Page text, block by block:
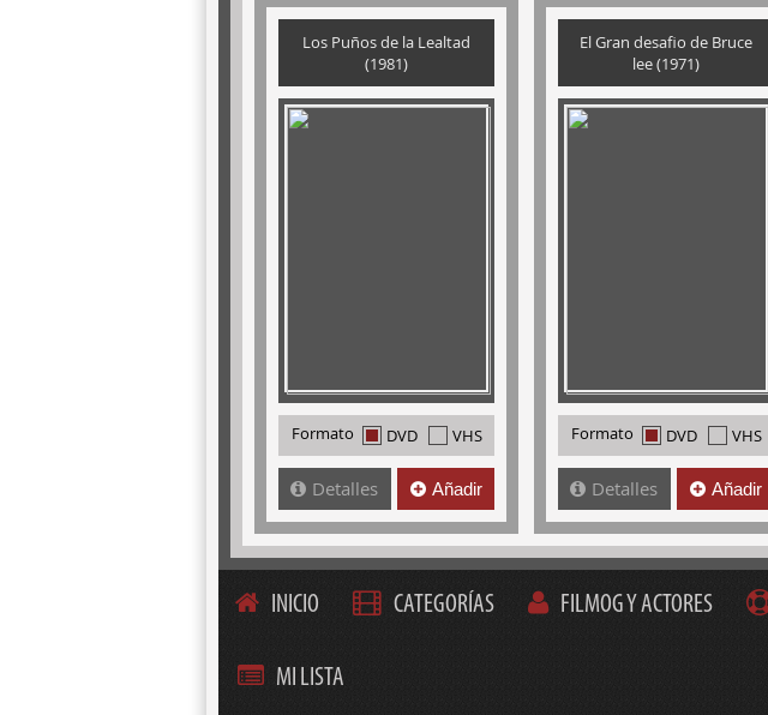
Los Puños de la Lealtad
(1981)
Formato DVD VHS
Detalles Añadir
El Gran desafio de Bruce
lee (1971)
Formato DVD VHS
Detalles Añadir
INICIO CATEGORÍAS FILMOG Y ACTORES
MI LISTA